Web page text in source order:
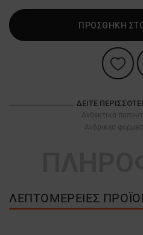
ΠΡΟΣΘΗΚΗ
ΔΕΊΤΕ
Ανθεκτικά
Ανδρικεσ
ΛΕΠΤΟΜΈΡΕΙΕΣ